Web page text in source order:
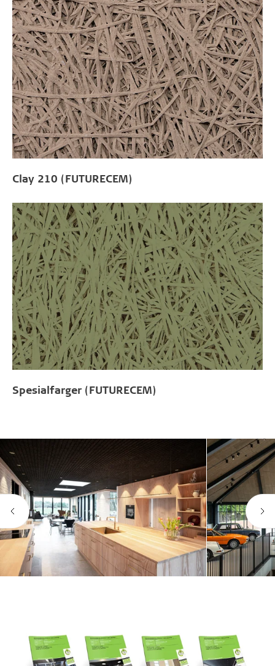
Clay 210 (FUTURECEM)
Spesialfarger (FUTURECEM)